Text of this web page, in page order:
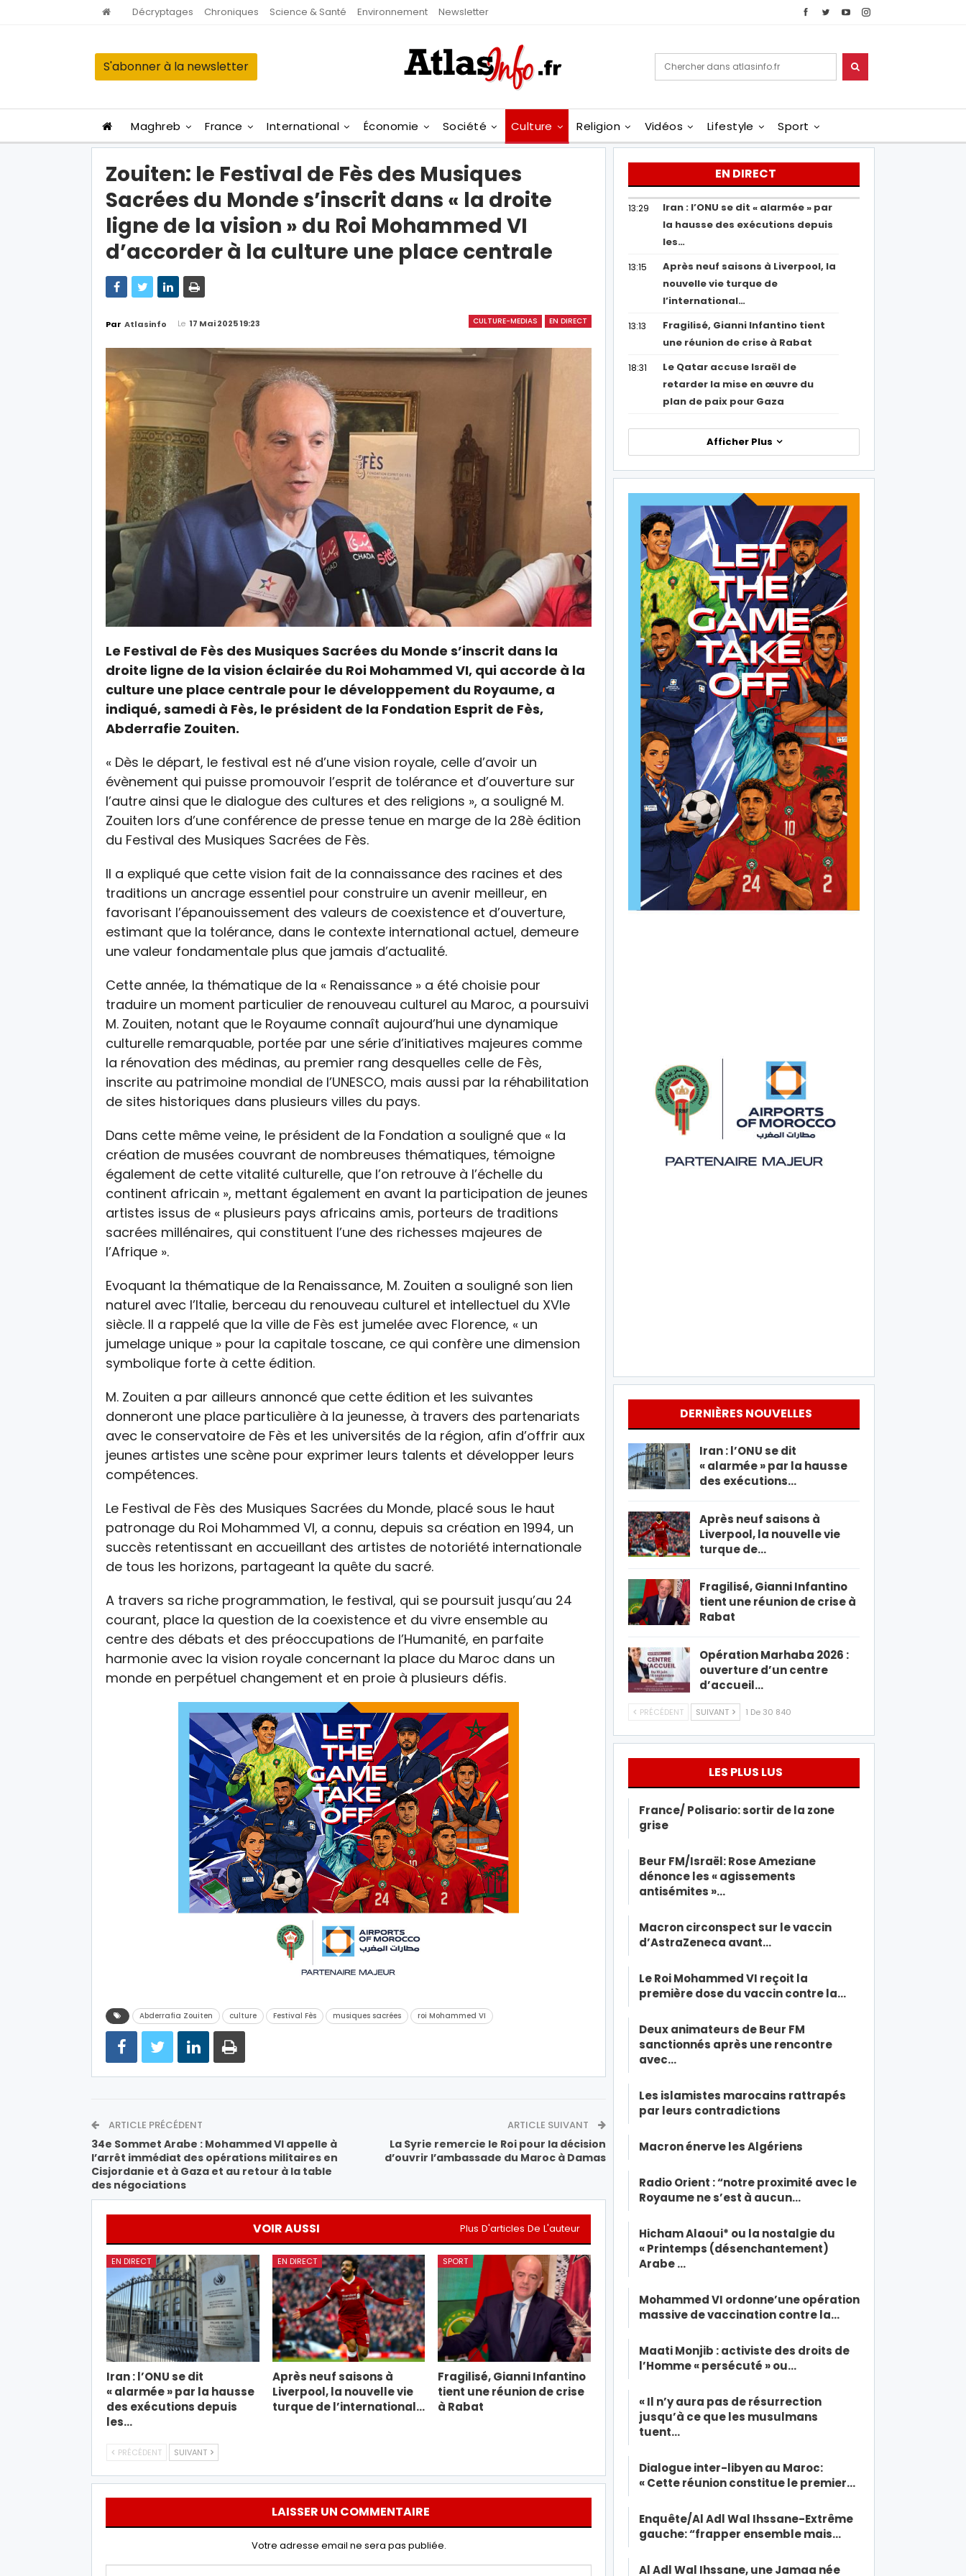
Décryptages Chroniques Science & Santé Environnement Newsletter
S'abonner à la newsletter
Maghreb France International Économie Société Culture Religion Vidéos Lifestyle Sport
Zouiten: le Festival de Fès des Musiques
Sacrées du Monde s’inscrit dans « la droite
ligne de la vision » du Roi Mohammed VI
d’accorder à la culture une place centrale
CULTURE-MEDIAS EN DIRECT
Par Atlasinfo Le 17 Mai 2025 19:23
Le Festival de Fès des Musiques Sacrées du Monde s’inscrit dans la
droite ligne de la vision éclairée du Roi Mohammed VI, qui accorde à la
culture une place centrale pour le développement du Royaume, a
indiqué, samedi à Fès, le président de la Fondation Esprit de Fès,
Abderrafie Zouiten.
« Dès le départ, le festival est né d’une vision royale, celle d’avoir un
évènement qui puisse promouvoir l’esprit de tolérance et d’ouverture sur
l’autre ainsi que le dialogue des cultures et des religions », a souligné M.
Zouiten lors d’une conférence de presse tenue en marge de la 28è édition
du Festival des Musiques Sacrées de Fès.
Il a expliqué que cette vision fait de la connaissance des racines et des
traditions un ancrage essentiel pour construire un avenir meilleur, en
favorisant l’épanouissement des valeurs de coexistence et d’ouverture,
estimant que la tolérance, dans le contexte international actuel, demeure
une valeur fondamentale plus que jamais d’actualité.
Cette année, la thématique de la « Renaissance » a été choisie pour
traduire un moment particulier de renouveau culturel au Maroc, a poursuivi
M. Zouiten, notant que le Royaume connaît aujourd’hui une dynamique
culturelle remarquable, portée par une série d’initiatives majeures comme
la rénovation des médinas, au premier rang desquelles celle de Fès,
inscrite au patrimoine mondial de l’UNESCO, mais aussi par la réhabilitation
de sites historiques dans plusieurs villes du pays.
Dans cette même veine, le président de la Fondation a souligné que « la
création de musées couvrant de nombreuses thématiques, témoigne
également de cette vitalité culturelle, que l’on retrouve à l’échelle du
continent africain », mettant également en avant la participation de jeunes
artistes issus de « plusieurs pays africains amis, porteurs de traditions
sacrées millénaires, qui constituent l’une des richesses majeures de
l’Afrique ».
Evoquant la thématique de la Renaissance, M. Zouiten a souligné son lien
naturel avec l’Italie, berceau du renouveau culturel et intellectuel du XVIe
siècle. Il a rappelé que la ville de Fès est jumelée avec Florence, « un
jumelage unique » pour la capitale toscane, ce qui confère une dimension
symbolique forte à cette édition.
M. Zouiten a par ailleurs annoncé que cette édition et les suivantes
donneront une place particulière à la jeunesse, à travers des partenariats
avec le conservatoire de Fès et les universités de la région, afin d’offrir aux
jeunes artistes une scène pour exprimer leurs talents et développer leurs
compétences.
Le Festival de Fès des Musiques Sacrées du Monde, placé sous le haut
patronage du Roi Mohammed VI, a connu, depuis sa création en 1994, un
succès retentissant en accueillant des artistes de notoriété internationale
de tous les horizons, partageant la quête du sacré.
A travers sa riche programmation, le festival, qui se poursuit jusqu’au 24
courant, place la question de la coexistence et du vivre ensemble au
centre des débats et des préoccupations de l’Humanité, en parfaite
harmonie avec la vision royale concernant la place du Maroc dans un
monde en perpétuel changement et en proie à plusieurs défis.
Abderrafia Zouiten culture Festival Fès musiques sacrées roi Mohammed VI
ARTICLE PRÉCÉDENT
34e Sommet Arabe : Mohammed VI appelle à
l’arrêt immédiat des opérations militaires en
Cisjordanie et à Gaza et au retour à la table
des négociations
ARTICLE SUIVANT
La Syrie remercie le Roi pour la décision
d’ouvrir l’ambassade du Maroc à Damas
VOIR AUSSI Plus D'articles De L'auteur
EN DIRECT
Iran : l’ONU se dit
« alarmée » par la hausse
des exécutions depuis
les…
EN DIRECT
Après neuf saisons à
Liverpool, la nouvelle vie
turque de l’international…
SPORT
Fragilisé, Gianni Infantino
tient une réunion de crise
à Rabat
PRÉCÉDENT SUIVANT
LAISSER UN COMMENTAIRE
Votre adresse email ne sera pas publiée.
EN DIRECT
13:29
Iran : l’ONU se dit « alarmée » par
la hausse des exécutions depuis
les…
13:15
Après neuf saisons à Liverpool, la
nouvelle vie turque de
l’international…
13:13
Fragilisé, Gianni Infantino tient
une réunion de crise à Rabat
18:31
Le Qatar accuse Israël de
retarder la mise en œuvre du
plan de paix pour Gaza
Afficher Plus
DERNIÈRES NOUVELLES
Iran : l’ONU se dit
« alarmée » par la hausse
des exécutions…
Après neuf saisons à
Liverpool, la nouvelle vie
turque de…
Fragilisé, Gianni Infantino
tient une réunion de crise à
Rabat
Opération Marhaba 2026 :
ouverture d’un centre
d’accueil…
PRÉCÉDENT SUIVANT 1 De 30 840
LES PLUS LUS
France/ Polisario: sortir de la zone
grise
Beur FM/Israël: Rose Ameziane
dénonce les « agissements
antisémites »…
Macron circonspect sur le vaccin
d’AstraZeneca avant…
Le Roi Mohammed VI reçoit la
première dose du vaccin contre la…
Deux animateurs de Beur FM
sanctionnés après une rencontre
avec…
Les islamistes marocains rattrapés
par leurs contradictions
Macron énerve les Algériens
Radio Orient : “notre proximité avec le
Royaume ne s’est à aucun…
Hicham Alaoui* ou la nostalgie du
« Printemps (désenchantement)
Arabe …
Mohammed VI ordonne’une opération
massive de vaccination contre la…
Maati Monjib : activiste des droits de
l’Homme « persécuté » ou…
« Il n’y aura pas de résurrection
jusqu’à ce que les musulmans
tuent…
Dialogue inter-libyen au Maroc:
« Cette réunion constitue le premier…
Enquête/Al Adl Wal Ihssane-Extrême
gauche: “frapper ensemble mais…
Al Adl Wal Ihssane, une Jamaa née